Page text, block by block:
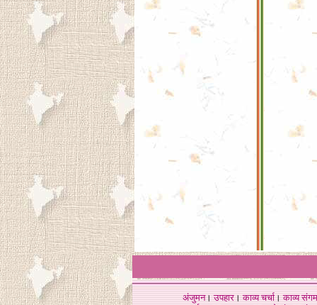
अंजुमन।उपहार।काव्य चर्चा।काव्य संगम